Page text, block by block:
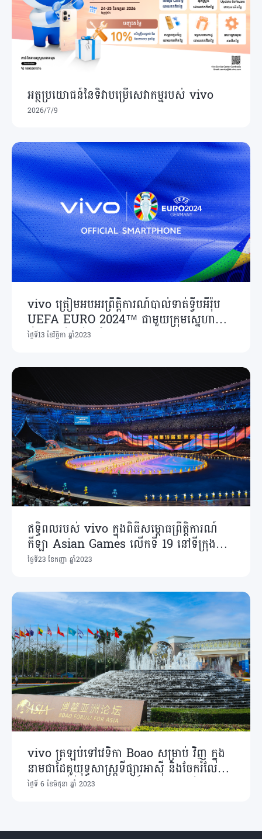
អត្ថប្រយោជន៍នៃទិវាបម្រើសេវាកម្មរបស់ vivo
2026/7/9
vivo ត្រៀមអបអរព្រឹត្តិការណ៍បាល់ទាត់ទ្វីបអឺរ៉ុប
UEFA EURO 2024™ ជាមួយក្រុមស្នេហា
កីឡាបាល់ទាត់ទូទាំងពិភពលោក
ថ្ងៃទី13 ខែវិច្ឆិកា ឆ្នាំ2023
ឥទ្ធិពលរបស់ vivo ក្នុងពិធីសម្ពោធព្រឹត្តិការណ៍
កីឡា Asian Games លើកទី 19 នៅទីក្រុង
Hangzhou
ថ្ងៃទី23 ខែកញ្ញា ឆ្នាំ2023
vivo ត្រឡប់ទៅវេទិកា Boao សម្រាប់ វិញ ក្នុង
នាមជាដៃគូយុទ្ធសាស្រ្តទីផ្សារអាស៊ី និងចែករំលែក
ទស្សនៈស្តីពី "ការអភិវឌ្ឍន៍ដ៏គុណភាពខ្ពស់"
ថ្ងៃទី 6 ខែមិថុនា ឆ្នាំ 2023